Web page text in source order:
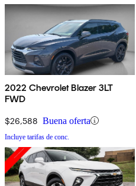
2022 Chevrolet Blazer 3LT
FWD
$26,588 Buena oferta
Incluye tarifas de conc.